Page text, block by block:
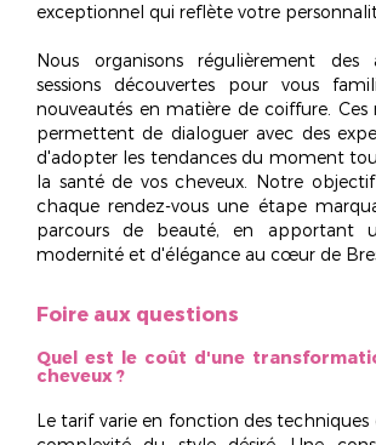
exceptionnel qui reflète votre
Nous organisons régulièrement des
sessions découvertes pour vous
nouveautés en matière de coiffure. Ces
permettent de dialoguer avec des
d'adopter les tendances du moment
la santé de vos cheveux. Notre
chaque rendez-vous une étape
parcours de beauté, en apportant
modernité et d'élégance au cœur de
Foire aux questions
Quel est le coût d'une
cheveux ?
Le tarif varie en fonction des techniques